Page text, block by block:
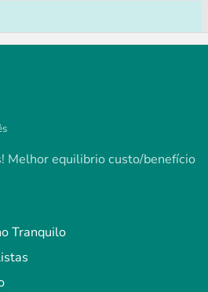
Melhor equilibrio custo/benefício
Tranquilo